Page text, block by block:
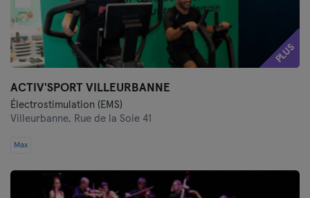
PLUS
ACTIV'SPORT VILLEURBANNE
Électrostimulation (EMS)
Villeurbanne, Rue de la Soie 41
Max